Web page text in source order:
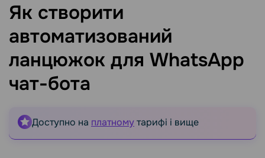
Як створити
автоматизований
ланцюжок для WhatsApp
чат-бота
Доступно на платномутарифі і вище